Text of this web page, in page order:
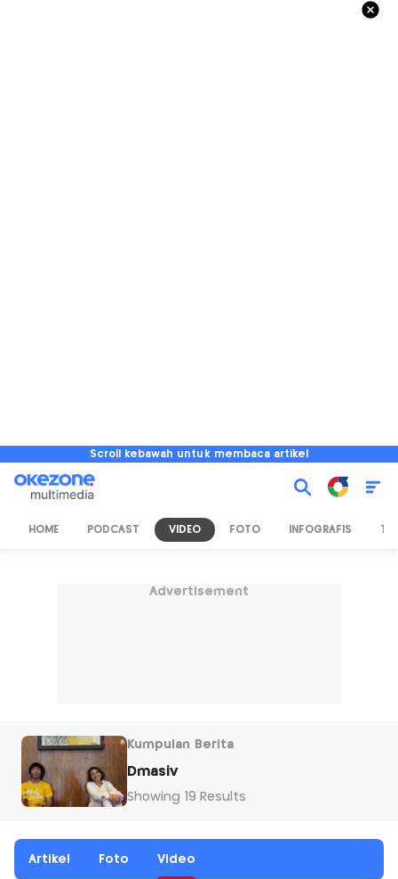
Scroll kebawah untuk membaca artikel
HOME PODCAST VIDEO FOTO INFOGRAFIS TV
Advertisement
Kumpulan Berita
Dmasiv
Showing 19 Results
Artikel Foto Video